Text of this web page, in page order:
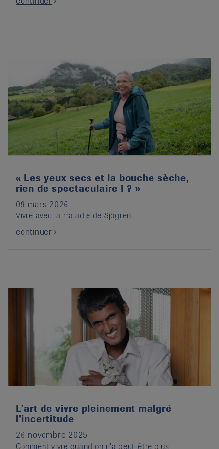
« Les yeux secs et la bouche sèche,
rien de spectaculaire ! ? »
09 mars 2026
Vivre avec la maladie de Sjögren
continuer
L’art de vivre pleinement malgré
l’incertitude
26 novembre 2025
Comment vivre quand on n’a peut-être plus